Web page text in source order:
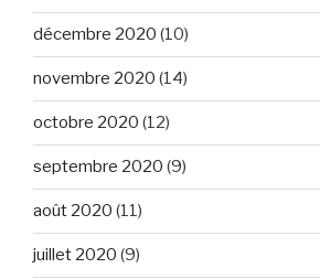
décembre 2020 (10)
novembre 2020 (14)
octobre 2020 (12)
septembre 2020 (9)
août 2020 (11)
juillet 2020 (9)